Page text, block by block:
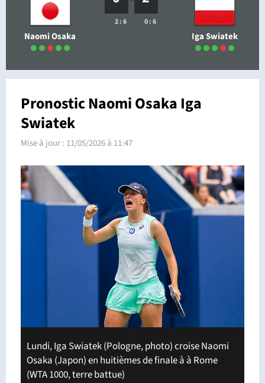
Naomi Osaka
2 : 6 0 : 6
Iga Swiatek
Pronostic Naomi Osaka Iga
Swiatek
Mise à jour : 11/05/2026 à 11:47
Lundi, Iga Swiatek (Pologne, photo) croise Naomi
Osaka (Japon) en huitièmes de finale à à Rome
(WTA 1000, terre battue)